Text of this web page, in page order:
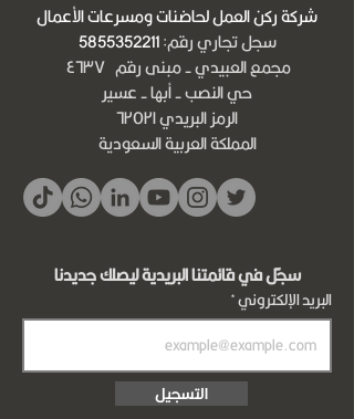
شركة ركن العمل لحاضنات ومسرعات الأعمال
سجل تجاري رقم:5855352211
مجمع العبيدي - مبنى رقم ٤٦٣٧
حي النصب - أبها - عسير
الرمز البريدي ٦٢٥٢١
المملكة العربية السعودية
سجّل في قائمتنا البريدية ليصلك جديدنا
البريد الإلكتروني
التسجيل